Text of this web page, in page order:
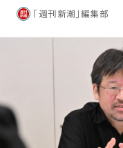
「週刊新潮」編集部